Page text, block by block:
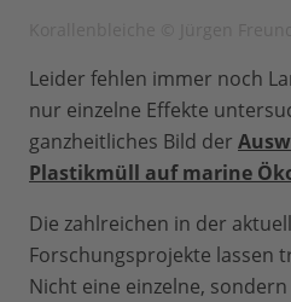
Leider fehlen immer noch
nur einzelne Effekte
ganzheitliches Bild der
Plastikmüll auf marine
Die zahlreichen in der
Forschungsprojekte lassen
Nicht eine einzelne,